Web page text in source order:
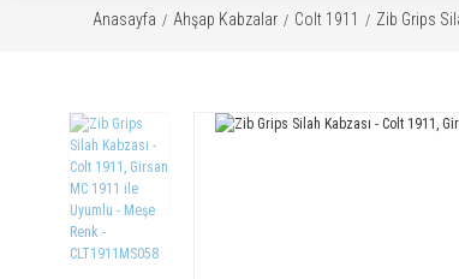
Anasayfa Ahşap Kabzalar Colt 1911 Zib Grips